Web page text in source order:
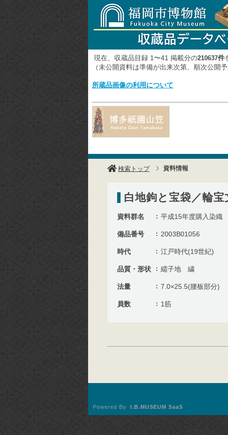
現在、収蔵品目録 1〜41 掲載分の210637件
（未公開資料は準備が出来次第、順次公開
所蔵品画像の利用について
検索トップ 資料情報
白地鉤と宝袋／輪宝
資料群名 平成15年度購入染織
備品番号 2003B01056
時代 江戸時代(19世紀)
品質・形状 繻子地 繍
法量 7.0×25.5(腰板部分)
員数 1筋
Powered By I.B.MUSEUM SaaS